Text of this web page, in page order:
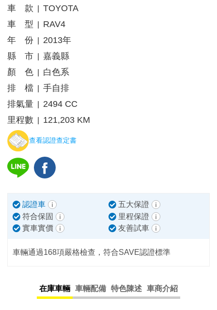
車 款
TOYOTA
車 型
RAV4
年 份
2013年
縣 市
嘉義縣
顏 色
白色系
排 檔
手自排
排氣量
2494 CC
里程數
121,203 KM
查看認證查定書
認證車
五大保證
符合保固
里程保證
實車實價
友善試車
車輛通過168項嚴格檢查，符合SAVE認證標準
在庫車輛 車輛配備 特色陳述 車商介紹